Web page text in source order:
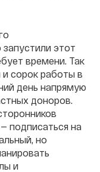
этот
времени. Так
сорок работы в
день напрямую
доноров.
подписаться на
но
и